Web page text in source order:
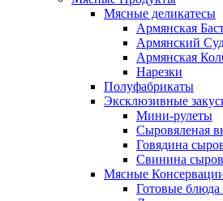
Мясные деликатесы
Армянская
Армянский
Армянская
Нарезки
Полуфабрикаты
Эксклюзивные
Мини-рулеты
Сыровяленая
Говядина
Свинина
Мясные
Готовые